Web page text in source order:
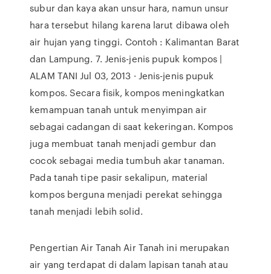
subur dan kaya akan unsur hara, namun unsur
hara tersebut hilang karena larut dibawa oleh
air hujan yang tinggi. Contoh : Kalimantan Barat
dan Lampung. 7. Jenis-jenis pupuk kompos |
ALAM TANI Jul 03, 2013 · Jenis-jenis pupuk
kompos. Secara fisik, kompos meningkatkan
kemampuan tanah untuk menyimpan air
sebagai cadangan di saat kekeringan. Kompos
juga membuat tanah menjadi gembur dan
cocok sebagai media tumbuh akar tanaman.
Pada tanah tipe pasir sekalipun, material
kompos berguna menjadi perekat sehingga
tanah menjadi lebih solid.
Pengertian Air Tanah Air Tanah ini merupakan
air yang terdapat di dalam lapisan tanah atau